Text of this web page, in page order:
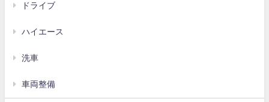
ドライブ
ハイエース
洗車
車両整備